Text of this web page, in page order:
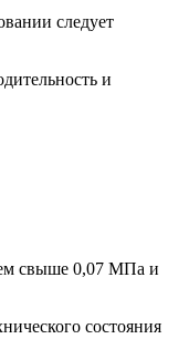
следует
и
свыше 0,07 МПа и
состояния